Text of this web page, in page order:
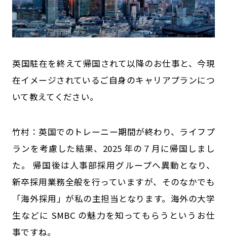
――英国駐在を終えて帰国されて以降のお仕事と、今現
在イメージされているご自身のキャリアプランにつ
いて教えてください。
竹村：英国でのトレーニー期間が終わり、ライフプ
ランを考慮した結果、2025 年の７月に帰国しまし
た。 帰国後は人事部採用グループへ異動となり、
新卒採用業務全般を行っていますが、そのなかでも
「海外採用」が私の主担当となります。海外の大学
生などに SMBC の魅力を知ってもらうというお仕
事ですね。